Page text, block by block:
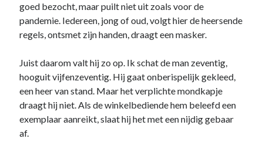
Zoeken
Ik haat dagboeken. Dit is dus geen dagboek
goed bezocht, maar puilt niet uit zoals voor de
pandemie. Iedereen, jong of oud, volgt hier de heersende
regels, ontsmet zijn handen, draagt een masker.
Juist daarom valt hij zo op. Ik schat de man zeventig,
hooguit vijfenzeventig. Hij gaat onberispelijk gekleed,
een heer van stand. Maar het verplichte mondkapje
draagt hij niet. Als de winkelbediende hem beleefd een
exemplaar aanreikt, slaat hij het met een nijdig gebaar
af.